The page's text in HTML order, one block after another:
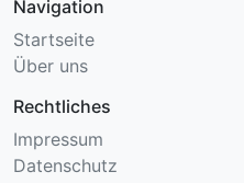
Navigation
Startseite
Über uns
Rechtliches
Impressum
Datenschutz